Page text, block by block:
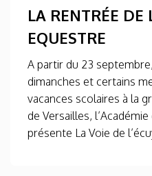
LA RENTRÉE DE
EQUESTRE
A partir du 23
dimanches et certains
vacances scolaires à la
de Versailles,
présente La Voie de